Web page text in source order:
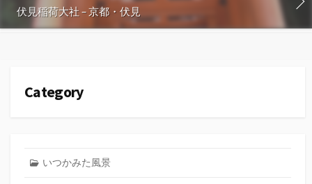
伏見稲荷大社 – 京都・伏見
Category
いつかみた風景